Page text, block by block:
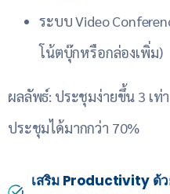
ระบบ Video
โน้ตบุ๊กหรือกล่องเพิ่ม)
ผลลัพธ์: ประชุมง่ายขึ้น 3 เท่
ประชุมได้มากกว่า 70%
เสริม Productivity ด้